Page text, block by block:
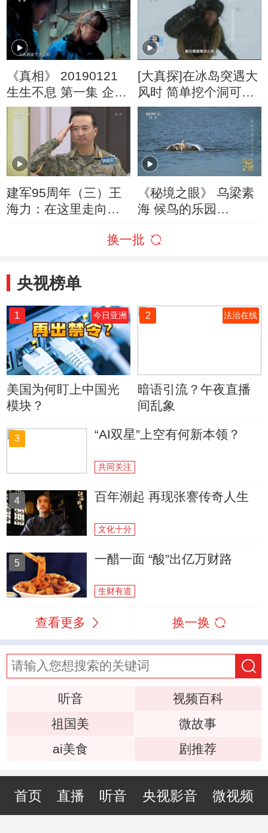
《真相》 20190121
生生不息 第一集 企鹅
宝宝诞生记
[大真探]在冰岛突遇大
风时 简单挖个洞可躲
避捡条命
建军95周年（三）王
海力：在这里走向战
《秘境之眼》 乌梁素
海 候鸟的乐园
换一批
央视榜单
1 今日亚洲
美国为何盯上中国光
模块？
2 法治在线
暗语引流？午夜直播
间乱象
3 “AI双星”上空有何新本领？
共同关注
4 百年潮起 再现张謇传奇人生
文化十分
5 一醋一面 “酸”出亿万财路
生财有道
查看更多 换一换
听音
视频百科
祖国美
微故事
ai美食
剧推荐
首页 直播 听音 央视影音 微视频